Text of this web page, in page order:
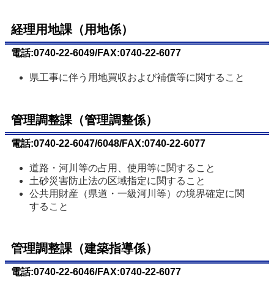
経理用地課（用地係）
電話:0740-22-6049/FAX:0740-22-6077
県工事に伴う用地買収および補償等に関すること
管理調整課（管理調整係）
電話:0740-22-6047/6048/FAX:0740-22-6077
道路・河川等の占用、使用等に関すること
土砂災害防止法の区域指定に関すること
公共用財産（県道・一級河川等）の境界確定に関
すること
管理調整課（建築指導係）
電話:0740-22-6046/FAX:0740-22-6077